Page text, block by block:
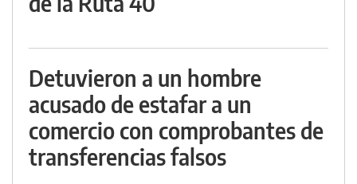
Detuvieron a un hombre
acusado de estafar a un
comercio con comprobantes de
transferencias falsos